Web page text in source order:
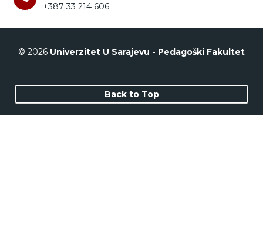
+387 33 214 606
© 2026 Univerzitet U Sarajevu - Pedagoški Fakultet
Back to Top